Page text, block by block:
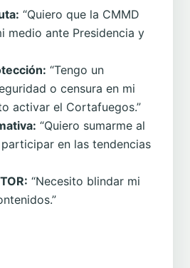
“Quiero que la CMMD
medio ante Presidencia y
“Tengo un
o censura en mi
activar el Cortafuegos.”
“Quiero sumarme al
en las tendencias
“Necesito blindar mi